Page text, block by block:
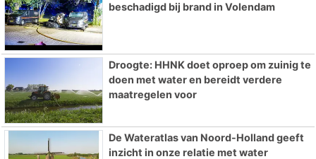
beschadigd bij brand in Volendam
Droogte: HHNK doet oproep om zuinig te
doen met water en bereidt verdere
maatregelen voor
De Wateratlas van Noord-Holland geeft
inzicht in onze relatie met water